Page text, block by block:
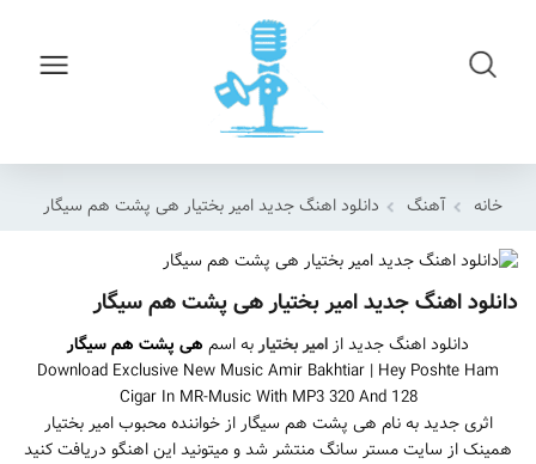
خانه آهنگ دانلود اهنگ جدید امیر بختیار هی پشت هم سیگار
دانلود اهنگ جدید امیر بختیار هی پشت هم سیگار
دانلود اهنگ جدید از امیر بختیاربه اسم هی پشت هم سیگار
Download Exclusive New Music Amir Bakhtiar | Hey Poshte Ham
Cigar In MR-Music With MP3 320 And 128
اثری جدید به نام هی پشت هم سیگار از خواننده محبوب امیر بختیار
همینک از سایت مستر سانگ منتشر شد و میتونید این اهنگو دریافت کنید